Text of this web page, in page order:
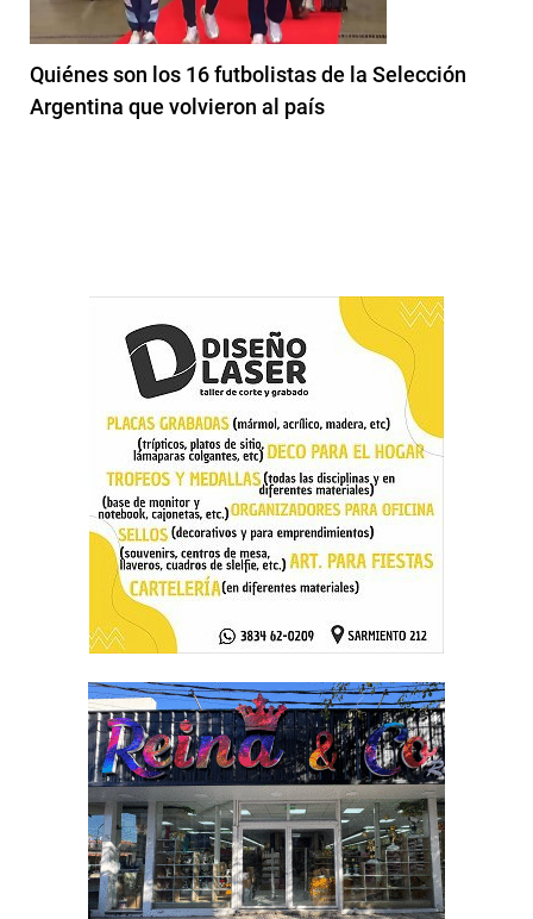
Quiénes son los 16 futbolistas de la Selección
Argentina que volvieron al país